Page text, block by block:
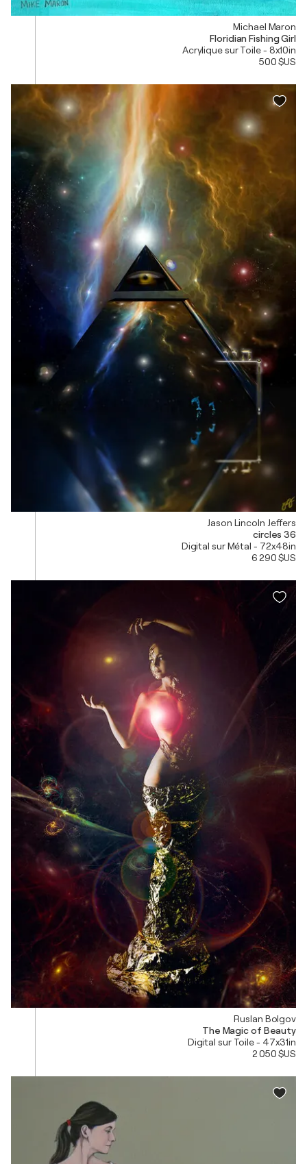
Michael Maron
Floridian Fishing Girl
Acrylique sur Toile - 8x10in
500 $US
Jason Lincoln Jeffers
circles 36
Digital sur Métal - 72x48in
6 290 $US
Ruslan Bolgov
The Magic of Beauty
Digital sur Toile - 47x31in
2 050 $US